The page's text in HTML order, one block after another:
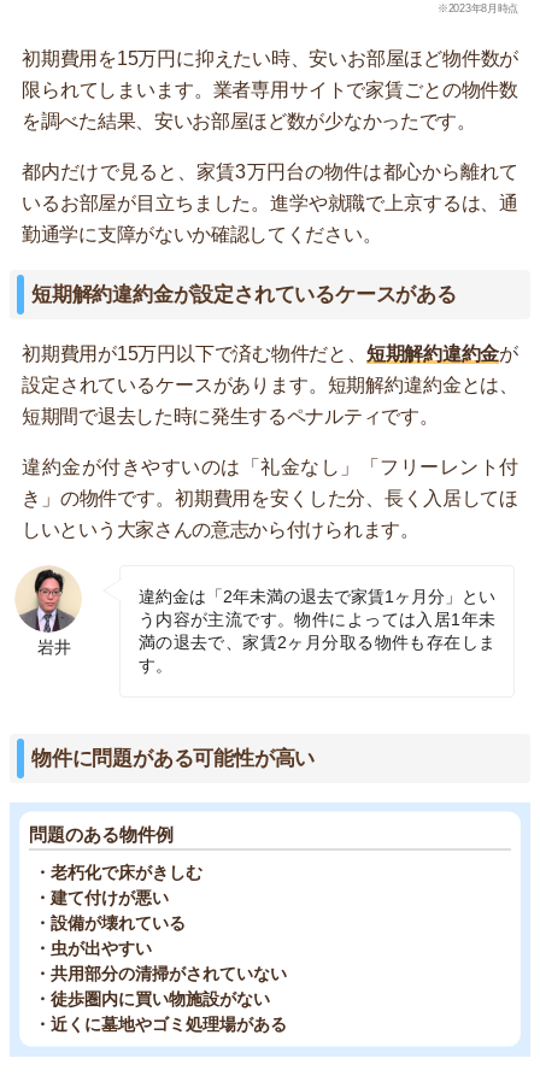
※2023年8月時点
初期費用を15万円に抑えたい時、安いお部屋ほど物件数が
限られてしまいます。業者専用サイトで家賃ごとの物件数
を調べた結果、安いお部屋ほど数が少なかったです。
都内だけで見ると、家賃3万円台の物件は都心から離れて
いるお部屋が目立ちました。進学や就職で上京するは、通
勤通学に支障がないか確認してください。
短期解約違約金が設定されているケースがある
初期費用が15万円以下で済む物件だと、 短期解約違約金が
設定されているケースがあります。短期解約違約金とは、
短期間で退去した時に発生するペナルティです。
違約金が付きやすいのは「礼金なし」「フリーレント付
き」の物件です。初期費用を安くした分、長く入居してほ
しいという大家さんの意志から付けられます。
岩井
違約金は「2年未満の退去で家賃1ヶ月分」とい
う内容が主流です。物件によっては入居1年未
満の退去で、家賃2ヶ月分取る物件も存在しま
す。
物件に問題がある可能性が高い
問題のある物件例
・老朽化で床がきしむ
・建て付けが悪い
・設備が壊れている
・虫が出やすい
・共用部分の清掃がされていない
・徒歩圏内に買い物施設がない
・近くに墓地やゴミ処理場がある